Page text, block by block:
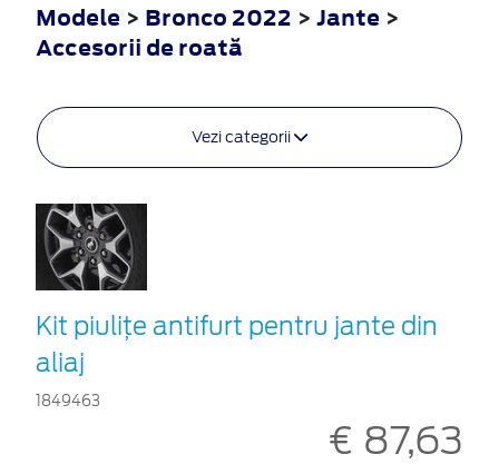
Modele > Bronco 2022 > Jante >
Accesorii de roată
Vezi categorii
Kit piuliţe antifurt pentru jante din
aliaj
1849463
€ 87,63